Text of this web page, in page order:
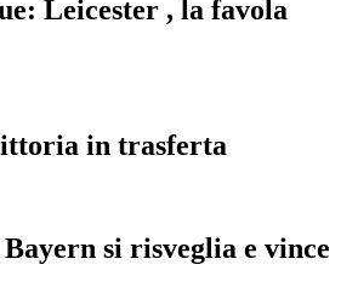
Leicester , la favola
in trasferta
si risveglia e vince